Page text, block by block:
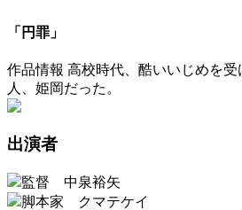
「円罪」
作品情報 高校時代、酷いいじめを
人、姫岡だった。
出演者
監督 中泉裕矢
脚本家 クマテケイ